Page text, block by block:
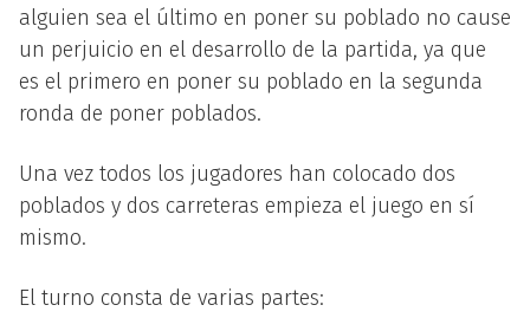
alguien sea el último en poner su poblado no cause
un perjuicio en el desarrollo de la partida, ya que
es el primero en poner su poblado en la segunda
ronda de poner poblados.
Una vez todos los jugadores han colocado dos
poblados y dos carreteras empieza el juego en sí
mismo.
El turno consta de varias partes: